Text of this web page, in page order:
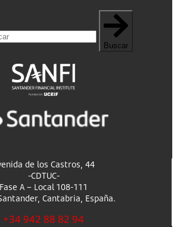
Buscar
de los Castros, 44
-CDTUC-
Fase A – Local 108-111
Cantabria, España.
+34 942 88 82 94